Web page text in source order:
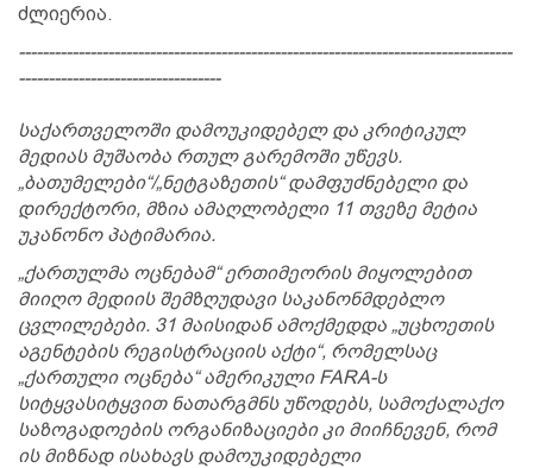
ძლიერია.
-----------------------------------------------------------------------------------
----------------------------------
საქართველოში დამოუკიდებელ და კრიტიკულ
მედიას მუშაობა რთულ გარემოში უწევს.
„ბათუმელები“/„ნეტგაზეთის“ დამფუძნებელი და
დირექტორი, მზია ამაღლობელი 11 თვეზე მეტია
უკანონო პატიმარია.
„ქართულმა ოცნებამ“ ერთიმეორის მიყოლებით
მიიღო მედიის შემზღუდავი საკანონმდებლო
ცვლილებები. 31 მაისიდან ამოქმედდა „უცხოეთის
აგენტების რეგისტრაციის აქტი“, რომელსაც
„ქართული ოცნება“ ამერიკული FARA-ს
სიტყვასიტყვით ნათარგმნს უწოდებს, სამოქალაქო
საზოგადოების ორგანიზაციები კი მიიჩნევენ, რომ
ის მიზნად ისახავს დამოუკიდებელი